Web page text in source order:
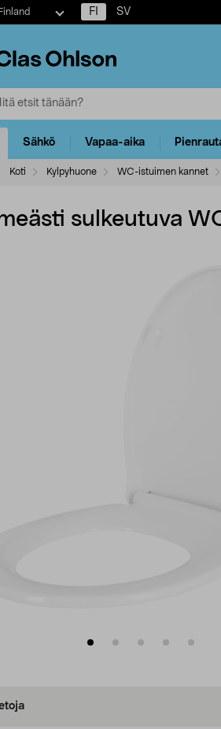
Finland FI SV
Sähkö Vapaa-aika
Koti Kylpyhuone WC-istuimen kannet
sulkeutuva